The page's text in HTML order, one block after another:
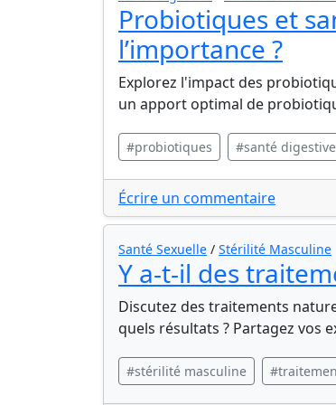
Probiotiques et
l’importance ?
Explorez l'impact des
un apport optimal de
#probiotiques #santé digestive
Écrire un commentaire
Santé Sexuelle / Stérilité Masculine
Y a-t-il des
Discutez des traitements
quels résultats ? Partagez vos
#stérilité masculine